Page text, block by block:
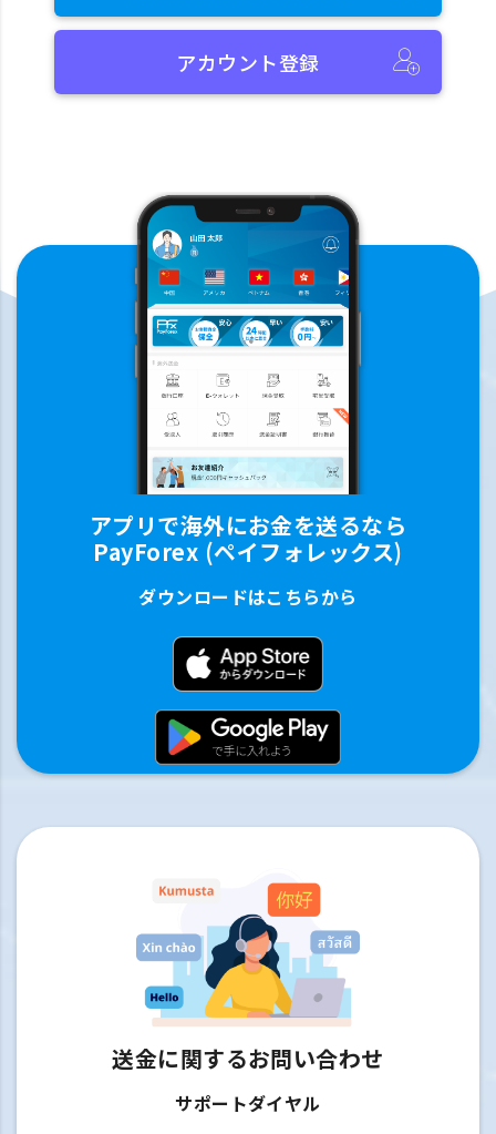
アカウント登録
アプリで海外にお金を送るなら
PayForex (ペイフォレックス)
ダウンロードはこちらから
送金に関するお問い合わせ
サポートダイヤル